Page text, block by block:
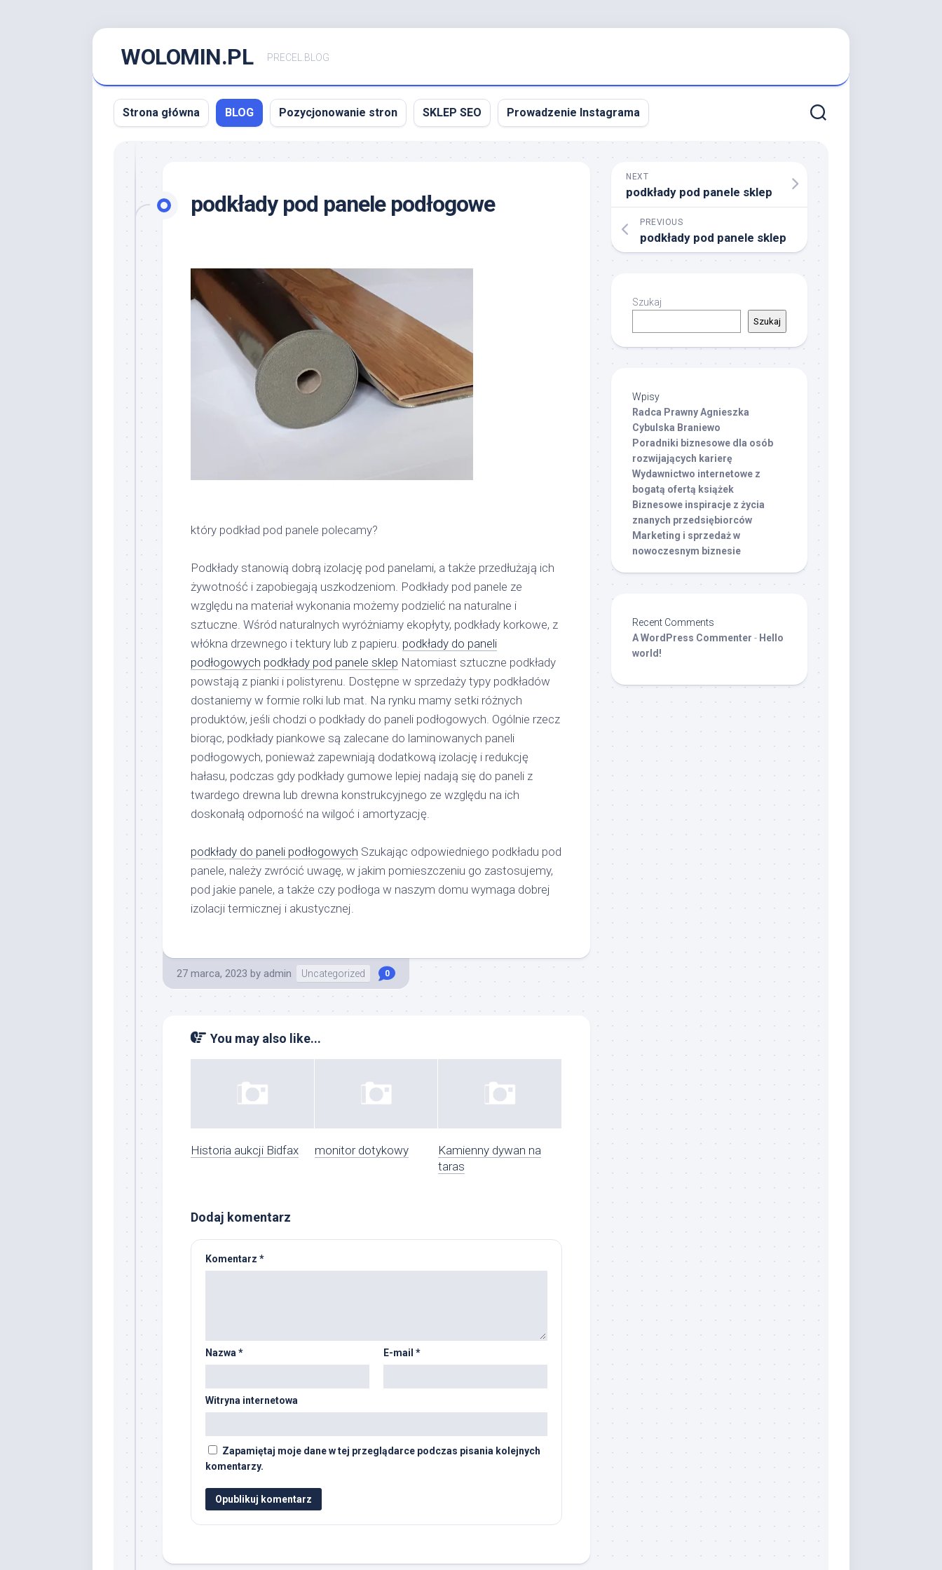
WOLOMIN.PL PRECEL.BLOG
Strona główna BLOG Pozycjonowanie stron SKLEP SEO Prowadzenie Instagrama
podkłady pod panele podłogowe
który podkład pod panele polecamy?
Podkłady stanowią dobrą izolację pod panelami, a także przedłużają ich
żywotność i zapobiegają uszkodzeniom. Podkłady pod panele ze
względu na materiał wykonania możemy podzielić na naturalne i
sztuczne. Wśród naturalnych wyróżniamy ekopłyty, podkłady korkowe, z
włókna drzewnego i tektury lub z papieru. podkłady do paneli
podłogowych podkłady pod panele sklep Natomiast sztuczne podkłady
powstają z pianki i polistyrenu. Dostępne w sprzedaży typy podkładów
dostaniemy w formie rolki lub mat. Na rynku mamy setki różnych
produktów, jeśli chodzi o podkłady do paneli podłogowych. Ogólnie rzecz
biorąc, podkłady piankowe są zalecane do laminowanych paneli
podłogowych, ponieważ zapewniają dodatkową izolację i redukcję
hałasu, podczas gdy podkłady gumowe lepiej nadają się do paneli z
twardego drewna lub drewna konstrukcyjnego ze względu na ich
doskonałą odporność na wilgoć i amortyzację.
podkłady do paneli podłogowych Szukając odpowiedniego podkładu pod
panele, należy zwrócić uwagę, w jakim pomieszczeniu go zastosujemy,
pod jakie panele, a także czy podłoga w naszym domu wymaga dobrej
izolacji termicznej i akustycznej.
27 marca, 2023 by admin Uncategorized 0
You may also like...
Historia aukcji Bidfax monitor dotykowy
Kamienny dywan na
taras
Dodaj komentarz
Komentarz *
Nazwa * E-mail *
Witryna internetowa
Zapamiętaj moje dane w tej przeglądarce podczas pisania kolejnych
komentarzy.
NEXT
podkłady pod panele sklep
PREVIOUS
podkłady pod panele sklep
Szukaj
Szukaj
Wpisy
Radca Prawny Agnieszka
Cybulska Braniewo
Poradniki biznesowe dla osób
rozwijających karierę
Wydawnictwo internetowe z
bogatą ofertą książek
Biznesowe inspiracje z życia
znanych przedsiębiorców
Marketing i sprzedaż w
nowoczesnym biznesie
Recent Comments
A WordPress Commenter - Hello
world!